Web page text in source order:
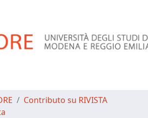
Contributo su RIVISTA